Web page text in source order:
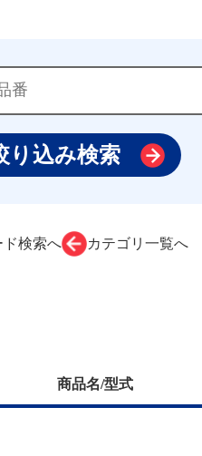
ド検索へ カテゴリ一覧へ
商品名/型式